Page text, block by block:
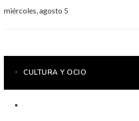
miércoles, agosto 5
CULTURA Y OCIO